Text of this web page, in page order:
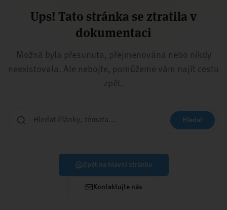
Ups! Tato stránka se ztratila v
dokumentaci
Možná byla přesunuta, přejmenována nebo nikdy
neexistovala. Ale nebojte, pomůžeme vám najít cestu
zpět.
Hledat
Zpět na hlavní stránku
Kontaktujte nás